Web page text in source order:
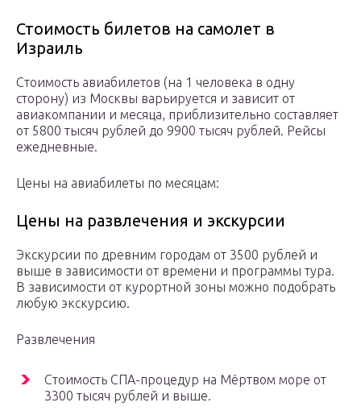
Стоимость билетов на самолет в
Израиль
Стоимость авиабилетов (на 1 человека в одну
сторону) из Москвы варьируется и зависит от
авиакомпании и месяца, приблизительно составляет
от 5800 тысяч рублей до 9900 тысяч рублей. Рейсы
ежедневные.
Цены на авиабилеты по месяцам:
Цены на развлечения и экскурсии
Экскурсии по древним городам от 3500 рублей и
выше в зависимости от времени и программы тура.
В зависимости от курортной зоны можно подобрать
любую экскурсию.
Развлечения
Стоимость СПА-процедур на Мёртвом море от
3300 тысяч рублей и выше.